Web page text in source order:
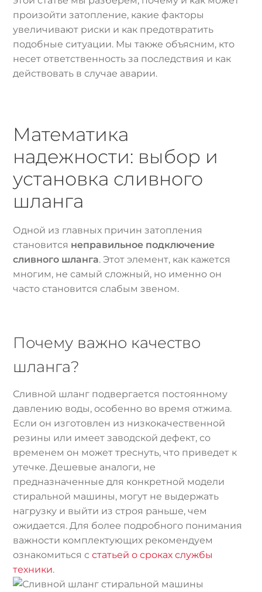
произойти затопление, какие факторы
увеличивают риски и как предотвратить
подобные ситуации. Мы также объясним, кто
несет ответственность за последствия и как
действовать в случае аварии.
Математика
надежности: выбор и
установка сливного
шланга
Одной из главных причин затопления
становится неправильное подключение
сливного шланга. Этот элемент, как кажется
многим, не самый сложный, но именно он
часто становится слабым звеном.
Почему важно качество
шланга?
Сливной шланг подвергается постоянному
давлению воды, особенно во время отжима.
Если он изготовлен из низкокачественной
резины или имеет заводской дефект, со
временем он может треснуть, что приведет к
утечке. Дешевые аналоги, не
предназначенные для конкретной модели
стиральной машины, могут не выдержать
нагрузку и выйти из строя раньше, чем
ожидается. Для более подробного понимания
важности комплектующих рекомендуем
ознакомиться сстатьей о сроках службы
техники.